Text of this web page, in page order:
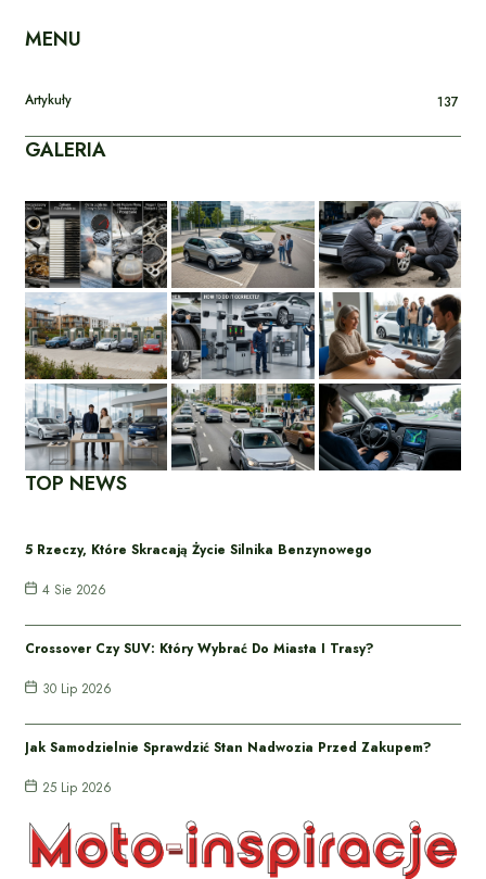
MENU
Artykuły 137
GALERIA
TOP NEWS
5 Rzeczy, Które Skracają Życie Silnika Benzynowego
4 Sie 2026
Crossover Czy SUV: Który Wybrać Do Miasta I Trasy?
30 Lip 2026
Jak Samodzielnie Sprawdzić Stan Nadwozia Przed Zakupem?
25 Lip 2026